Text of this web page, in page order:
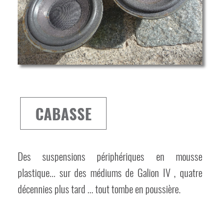
CABASSE
Des suspensions périphériques en mousse
plastique... sur des médiums de Galion IV , quatre
décennies plus tard ... tout tombe en poussière.